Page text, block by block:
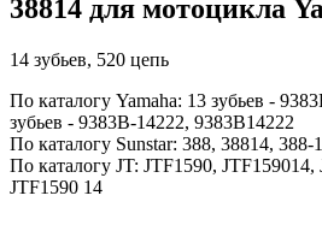
38814 для мотоцикла
14 зубьев, 520 цепь
По каталогу Yamaha: 13 зубьев -
зубьев - 9383B-14222, 9383B14222
По каталогу Sunstar: 388, 38814, 388-
По каталогу JT: JTF1590,
JTF1590 14